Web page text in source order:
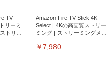
TV
リーミ
トリー
Amazon Fire TV Stick 4K
Select | 4Kの高画質ストリー
ミング | ストリーミングメデ
￥7,980